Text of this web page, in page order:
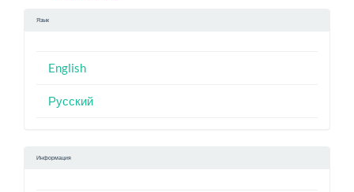
Язык
English
Русский
Информация